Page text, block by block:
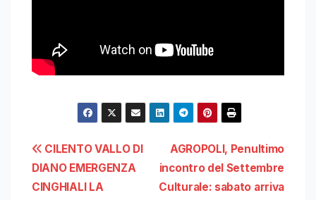
Navigazione
articoli
AGROPOLI, Penultimo
incontro del Settembre
Culturale: sabato arriva
CILENTO VALLO DI
DIANO EMERGENZA
CINGHIALI LA